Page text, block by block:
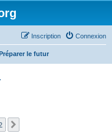
Connexion
Inscription
le futur